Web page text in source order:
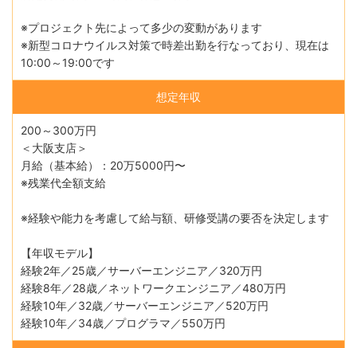
※プロジェクト先によって多少の変動があります
※新型コロナウイルス対策で時差出勤を行なっており、現在は
10:00～19:00です
想定年収
200～300万円
＜大阪支店＞
月給（基本給）：20万5000円〜
※残業代全額支給
※経験や能力を考慮して給与額、研修受講の要否を決定します
【年収モデル】
経験2年／25歳／サーバーエンジニア／320万円
経験8年／28歳／ネットワークエンジニア／480万円
経験10年／32歳／サーバーエンジニア／520万円
経験10年／34歳／プログラマ／550万円